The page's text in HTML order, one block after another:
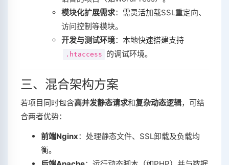
模块化扩展需求‌：需灵活加载SSL重定向、
访问控制等模块‌。
开发与测试环境‌：本地快速搭建支持
.htaccess 的调试环境‌。
三、混合架构方案
若项目同时包含‌高并发静态请求‌和‌复杂动态逻辑‌，可结
合两者优势：
前端Nginx‌：处理静态文件、SSL卸载及负载均
衡‌。